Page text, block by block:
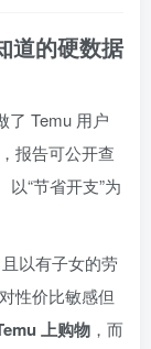
的硬数据
了 Temu 用户
报告可公开查
“节省开支”为
且以有子女的劳
性价比敏感但
上购物 ，而